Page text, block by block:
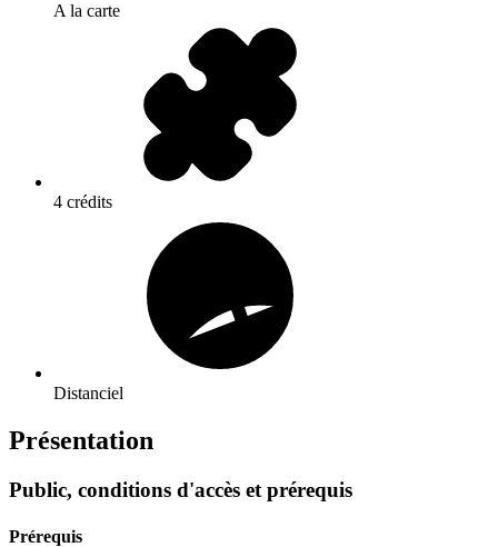
A la carte
4 crédits
Distanciel
Présentation
Public, conditions d'accès et prérequis
Prérequis